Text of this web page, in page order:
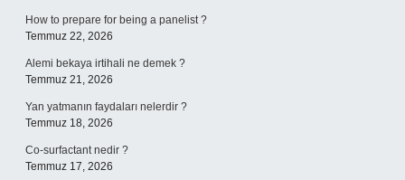
How to prepare for being a panelist ?
Temmuz 22, 2026
Alemi bekaya irtihali ne demek ?
Temmuz 21, 2026
Yan yatmanın faydaları nelerdir ?
Temmuz 18, 2026
Co-surfactant nedir ?
Temmuz 17, 2026